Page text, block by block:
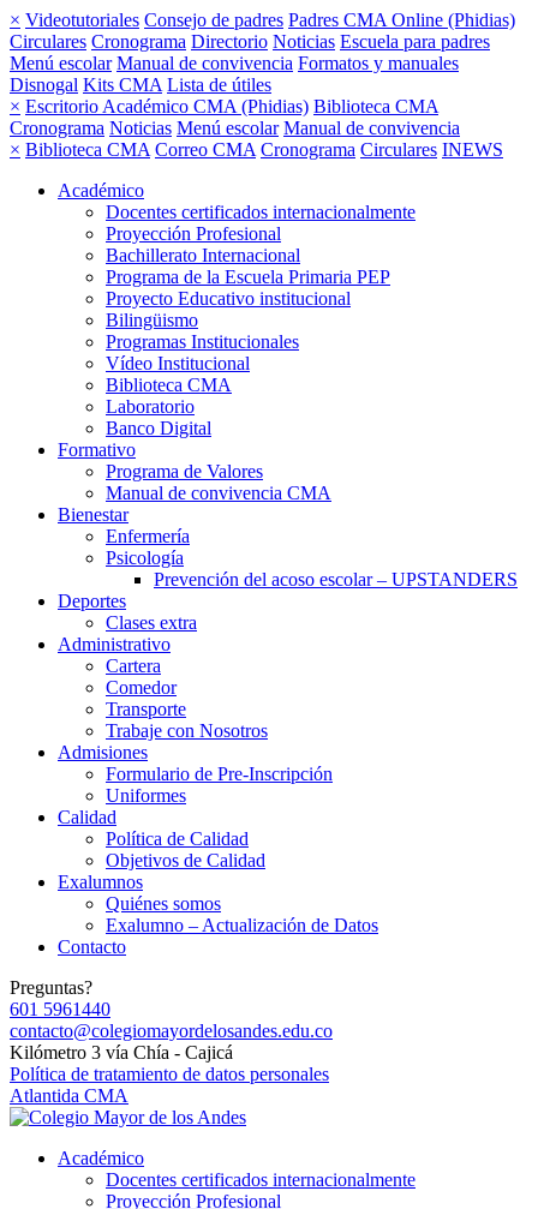
× Videotutoriales Consejo de padres Padres CMA Online (Phidias)
Circulares Cronograma Directorio Noticias Escuela para padres
Menú escolar Manual de convivencia Formatos y manuales
Disnogal Kits CMA Lista de útiles
× Escritorio Académico CMA (Phidias) Biblioteca CMA
Cronograma Noticias Menú escolar Manual de convivencia
× Biblioteca CMA Correo CMA Cronograma Circulares INEWS
Académico
Docentes certificados internacionalmente
Proyección Profesional
Bachillerato Internacional
Programa de la Escuela Primaria PEP
Proyecto Educativo institucional
Bilingüismo
Programas Institucionales
Vídeo Institucional
Biblioteca CMA
Laboratorio
Banco Digital
Formativo
Programa de Valores
Manual de convivencia CMA
Bienestar
Enfermería
Psicología
Prevención del acoso escolar – UPSTANDERS
Deportes
Clases extra
Administrativo
Cartera
Comedor
Transporte
Trabaje con Nosotros
Admisiones
Formulario de Pre-Inscripción
Uniformes
Calidad
Política de Calidad
Objetivos de Calidad
Exalumnos
Quiénes somos
Exalumno – Actualización de Datos
Contacto
Preguntas?
601 5961440
contacto@colegiomayordelosandes.edu.co
Kilómetro 3 vía Chía - Cajicá
Política de tratamiento de datos personales
Atlantida CMA
Académico
Docentes certificados internacionalmente
Proyección Profesional